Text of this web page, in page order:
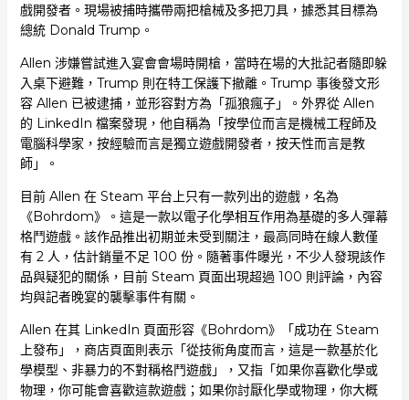
戲開發者。現場被捕時攜帶兩把槍械及多把刀具，據悉其目標為
總統 Donald Trump。
Allen 涉嫌嘗試進入宴會會場時開槍，當時在場的大批記者隨即躲
入桌下避難，Trump 則在特工保護下撤離。Trump 事後發文形
容 Allen 已被逮捕，並形容對方為「孤狼瘋子」。外界從 Allen
的 LinkedIn 檔案發現，他自稱為「按學位而言是機械工程師及
電腦科學家，按經驗而言是獨立遊戲開發者，按天性而言是教
師」。
目前 Allen 在 Steam 平台上只有一款列出的遊戲，名為
《Bohrdom》。這是一款以電子化學相互作用為基礎的多人彈幕
格鬥遊戲。該作品推出初期並未受到關注，最高同時在線人數僅
有 2 人，估計銷量不足 100 份。隨著事件曝光，不少人發現該作
品與疑犯的關係，目前 Steam 頁面出現超過 100 則評論，內容
均與記者晚宴的襲擊事件有關。
Allen 在其 LinkedIn 頁面形容《Bohrdom》「成功在 Steam
上發布」，商店頁面則表示「從技術角度而言，這是一款基於化
學模型、非暴力的不對稱格鬥遊戲」，又指「如果你喜歡化學或
物理，你可能會喜歡這款遊戲；如果你討厭化學或物理，你大概